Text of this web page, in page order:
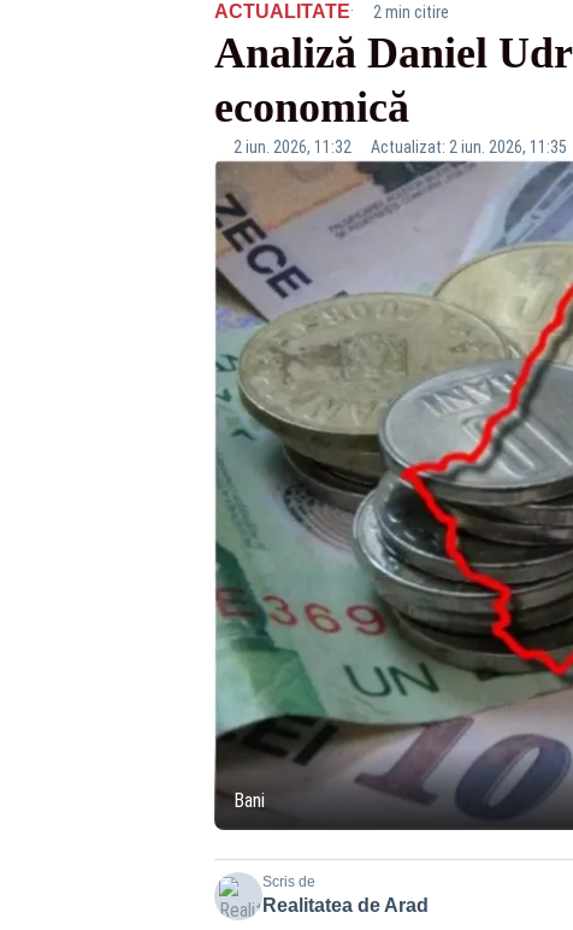
ACTUALITATE· 2 min citire
Analiză Daniel
economică
2 iun. 2026, 11:32 Actualizat: 2 iun. 2026, 11:35
Bani
Scris de
Realitatea de Arad